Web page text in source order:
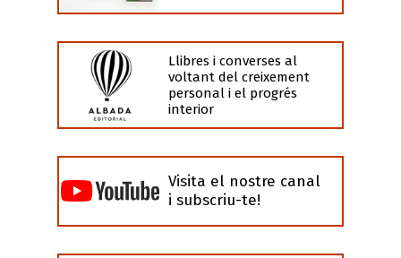
Llibres i converses al
voltant del creixement
personal i el progrés
interior
Visita el nostre canal
i subscriu-te!